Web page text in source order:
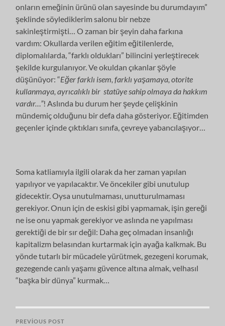
onların emeğinin ürünü olan sayesinde bu durumdayım”
şeklinde söylediklerim salonu bir nebze
sakinleştirmişti… O zaman bir şeyin daha farkına
vardım: Okullarda verilen eğitim eğitilenlerde,
diplomalılarda, “farklı oldukları” bilincini yerleştirecek
şekilde kurgulanıyor. Ve okuldan çıkanlar şöyle
düşünüyor: “Eğer farklı isem, farklı yaşamaya, otorite
kullanmaya, ayrıcalıklı bir statüye sahip olmaya da hakkım
vardır…”! Aslında bu durum her şeyde çelişkinin
mündemiç olduğunu bir defa daha gösteriyor. Eğitimden
geçenler içinde çıktıkları sınıfa, çevreye yabancılaşıyor…
Soma katliamıyla ilgili olarak da her zaman yapılan
yapılıyor ve yapılacaktır. Ve öncekiler gibi unutulup
gidecektir. Oysa unutulmaması, unutturulmaması
gerekiyor. Onun için de eskisi gibi yapmamak, işin gereği
ne ise onu yapmak gerekiyor ve aslında ne yapılması
gerektiği de bir sır değil: Daha geç olmadan insanlığı
kapitalizm belasından kurtarmak için ayağa kalkmak. Bu
yönde tutarlı bir mücadele yürütmek, gezegeni korumak,
gezegende canlı yaşamı güvence altına almak, velhasıl
“başka bir dünya” kurmak…
PREVIOUS POST